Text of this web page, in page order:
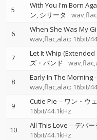
5 With You I'm Born
ン シリータ
6 When She Was My
wav,flac,alac: 16bit/
7 Let It Whip
ズ・バンド
8 Early In The Morning
wav,flac,alac: 16bit/
9 Cutie Pie -- ワン・ウ
16bit/44.1kHz
10 All This Love --デバー
16bit/44.1kHz